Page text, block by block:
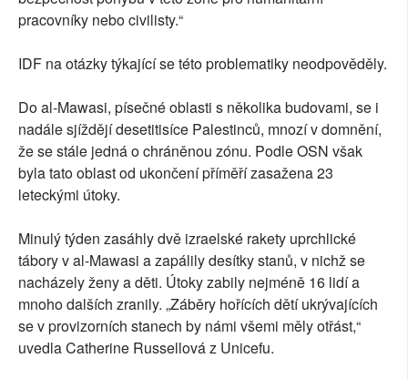
pracovníky nebo civilisty.“
IDF na otázky týkající se této problematiky neodpověděly.
Do al-Mawasi, písečné oblasti s několika budovami, se i
nadále sjíždějí desetitisíce Palestinců, mnozí v domnění,
že se stále jedná o chráněnou zónu. Podle OSN však
byla tato oblast od ukončení příměří zasažena 23
leteckými útoky.
Minulý týden zasáhly dvě izraelské rakety uprchlické
tábory v al-Mawasi a zapálily desítky stanů, v nichž se
nacházely ženy a děti. Útoky zabily nejméně 16 lidí a
mnoho dalších zranily. „Záběry hořících dětí ukrývajících
se v provizorních stanech by námi všemi měly otřást,“
uvedla Catherine Russellová z Unicefu.